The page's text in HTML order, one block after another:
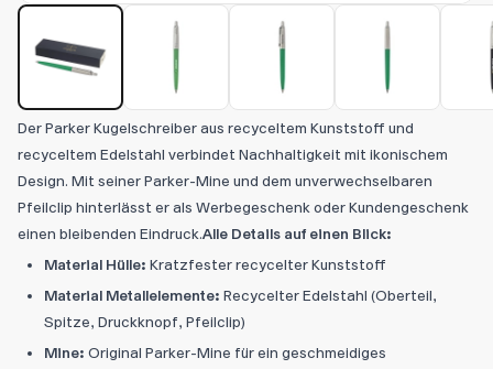
Der Parker Kugelschreiber aus recyceltem Kunststoff und
recyceltem Edelstahl verbindet Nachhaltigkeit mit ikonischem
Design. Mit seiner Parker-Mine und dem unverwechselbaren
Pfeilclip hinterlässt er als Werbegeschenk oder Kundengeschenk
einen bleibenden Eindruck.Alle Details auf einen Blick:
Material Hülle: Kratzfester recycelter Kunststoff
Material Metallelemente: Recycelter Edelstahl (Oberteil,
Spitze, Druckknopf, Pfeilclip)
Mine: Original Parker-Mine für ein geschmeidiges